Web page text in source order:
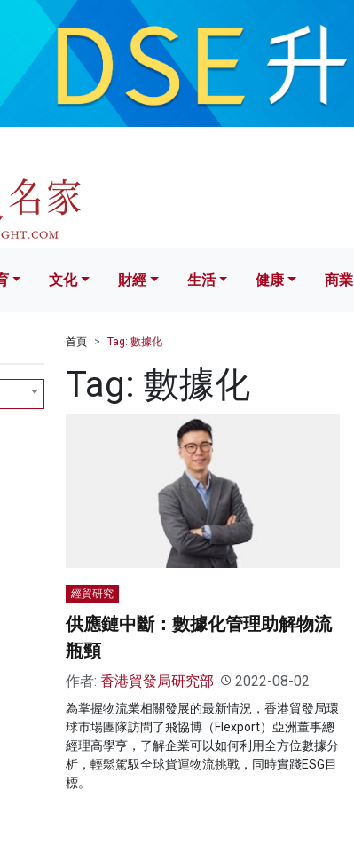
化 財經 生活 健康
文化 財經 生活 健康 商業
首頁 Tag: 數據化
Tag: 數據化
經貿研究
供應鏈中斷：數據化管理助解物流
瓶頸
作者: 香港貿發局研究部 2022-08-02
為掌握物流業相關發展的最新情況，香港貿發局環
球市場團隊訪問了飛協博（Flexport）亞洲董事總
經理高學亨，了解企業可以如何利用全方位數據分
析，輕鬆駕馭全球貨運物流挑戰，同時實踐ESG目
標。